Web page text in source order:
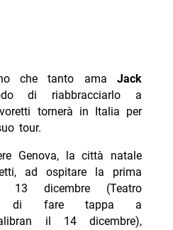
che tanto amaJack
di riabbracciarlo a
tornerà in Italia per
tour.
Genova, la città natale
ad ospitare la prima
dicembre (Teatro
di fare tappa a
il 14 dicembre),